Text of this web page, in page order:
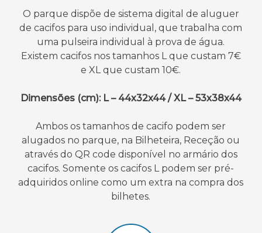
O parque dispõe de sistema digital de aluguer
de cacifos para uso individual, que trabalha com
uma pulseira individual à prova de água.
Existem cacifos nos tamanhos L que custam 7€
e XL que custam 10€.
Dimensões (cm): L – 44x32x44 / XL – 53x38x44
Ambos os tamanhos de cacifo podem ser
alugados no parque, na Bilheteira, Receção ou
através do QR code disponível no armário dos
cacifos. Somente os cacifos L podem ser pré-
adquiridos online como um extra na compra dos
bilhetes.